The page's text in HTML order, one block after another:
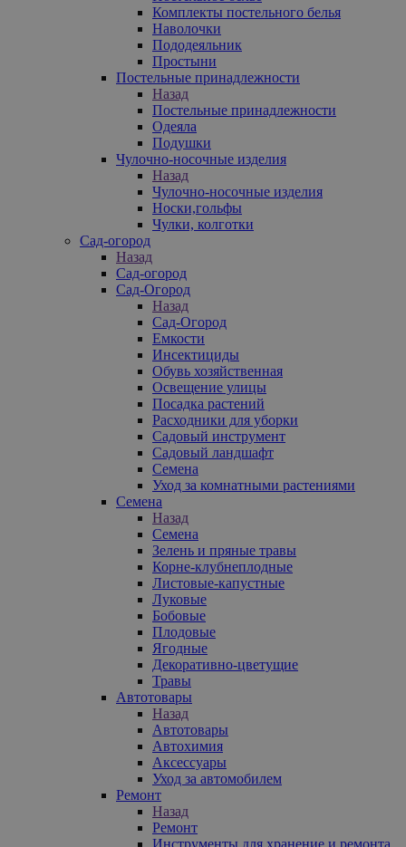
Комплекты постельного белья
Наволочки
Пододеяльник
Простыни
Постельные принадлежности
Назад
Постельные принадлежности
Одеяла
Подушки
Чулочно-носочные изделия
Назад
Чулочно-носочные изделия
Носки,гольфы
Чулки, колготки
Сад-огород
Назад
Сад-огород
Сад-Огород
Назад
Сад-Огород
Емкости
Инсектициды
Обувь хозяйственная
Освещение улицы
Посадка растений
Расходники для уборки
Садовый инструмент
Садовый ландшафт
Семена
Уход за комнатными растениями
Семена
Назад
Семена
Зелень и пряные травы
Корне-клубнеплодные
Листовые-капустные
Луковые
Бобовые
Плодовые
Ягодные
Декоративно-цветущие
Травы
Автотовары
Назад
Автотовары
Автохимия
Аксессуары
Уход за автомобилем
Ремонт
Назад
Ремонт
Инструменты для хранение и ремонта